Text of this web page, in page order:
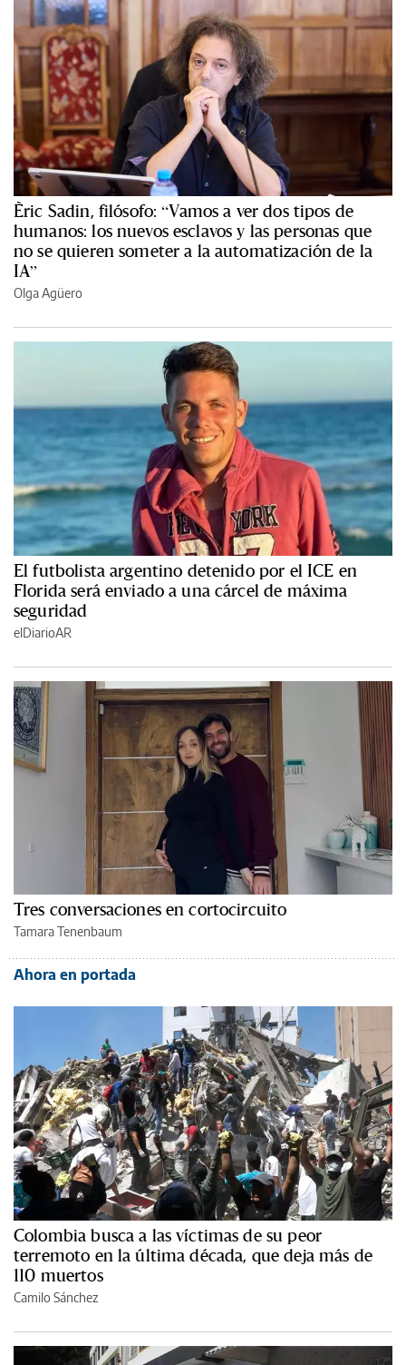
Èric Sadin, filósofo: “Vamos a ver dos tipos de
humanos: los nuevos esclavos y las personas que
no se quieren someter a la automatización de la
IA”
Olga Agüero
El futbolista argentino detenido por el ICE en
Florida será enviado a una cárcel de máxima
seguridad
elDiarioAR
Tres conversaciones en cortocircuito
Tamara Tenenbaum
Ahora en portada
Colombia busca a las víctimas de su peor
terremoto en la última década, que deja más de
110 muertos
Camilo Sánchez